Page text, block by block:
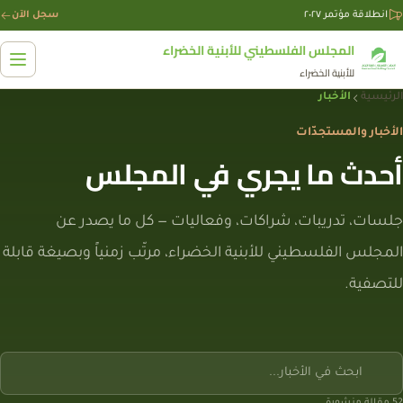
Skip to content
انطلاقة مؤتمر ٢٠٢٧ سجل الآن
المجلس الفلسطيني للأبنية الخضراء
للأبنية الخضراء
الرئيسية الأخبار
الأخبار والمستجدّات
أحدث ما يجري في المجلس
جلسات، تدريبات، شراكات، وفعاليات — كل ما يصدر عن
المجلس الفلسطيني للأبنية الخضراء، مرتّب زمنياً وبصيغة قابلة
للتصفية.